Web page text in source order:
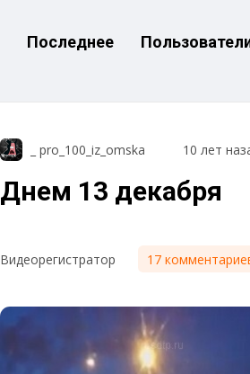
Последнее
_ pro_100_iz_omska 10 лет
Днем 13 декабря
Видеорегистратор 17